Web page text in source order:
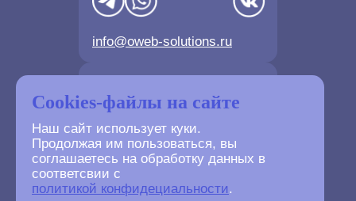
Cookies-файлы на сайте
Наш сайт использует куки.
Продолжая им пользоваться, вы
соглашаетесь на обработку данных в
соответсвии с
политикой конфидециальности.
info@oweb-solutions.ru
+7(4872) 702-730
+7(499) 677-61-84